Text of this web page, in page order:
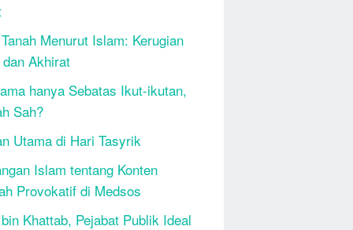
Menurut Islam: Kerugian
Akhirat
hanya Sebatas Ikut-ikutan,
Sah?
Utama di Hari Tasyrik
Islam tentang Konten
Provokatif di Medsos
Khattab, Pejabat Publik Ideal